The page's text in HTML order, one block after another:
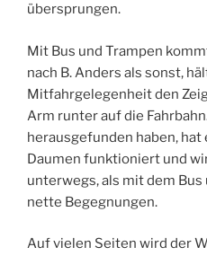
übersprungen.
Mit Bus und Trampen
nach B. Anders als sonst,
Mitfahrgelegenheit den
Arm runter auf die
herausgefunden haben, hat
Daumen funktioniert und
unterwegs, als mit dem
nette Begegnungen.
Auf vielen Seiten wird der